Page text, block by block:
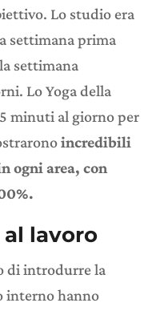
Lo studio era
settimana prima
settimana
Lo Yoga della
minuti al giorno per
incredibili
ogni area, con
lavoro
di introdurre la
interno hanno